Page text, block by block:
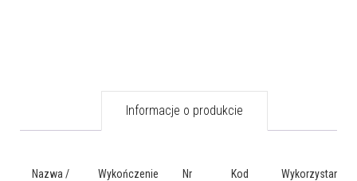
Informacje o produkcie
Nazwa /
Wykończenie
Nr
Kod Wykorzystanie